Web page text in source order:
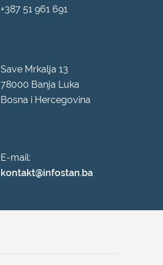
+387 51 961 691
Save Mrkalja 13
78000 Banja Luka
Bosna i Hercegovina
E-mail:
kontakt@infostan.ba